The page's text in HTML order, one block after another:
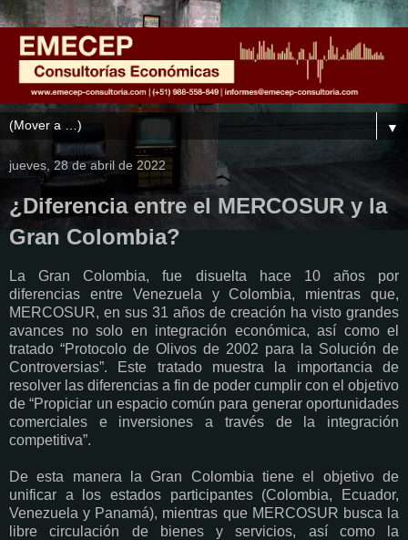
▼
jueves, 28 de abril de 2022
¿Diferencia entre el MERCOSUR y la
Gran Colombia?
La Gran Colombia, fue disuelta hace 10 años por
diferencias entre Venezuela y Colombia, mientras que,
MERCOSUR, en sus 31 años de creación ha visto grandes
avances no solo en integración económica, así como el
tratado “Protocolo de Olivos de 2002 para la Solución de
Controversias”. Este tratado muestra la importancia de
resolver las diferencias a fin de poder cumplir con el objetivo
de “Propiciar un espacio común para generar oportunidades
comerciales e inversiones a través de la integración
competitiva”.
De esta manera la Gran Colombia tiene el objetivo de
unificar a los estados participantes (Colombia, Ecuador,
Venezuela y Panamá), mientras que MERCOSUR busca la
libre circulación de bienes y servicios, así como la